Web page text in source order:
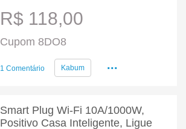
R$ 118,00
Cupom 8DO8
1 Comentário Kabum ...
Smart Plug Wi-Fi 10A/1000W,
Positivo Casa Inteligente, Ligue